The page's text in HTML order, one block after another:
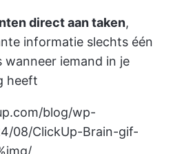
direct aan taken,
informatie slechts één
wanneer iemand in je
heeft
blog/wp-
08/ClickUp-Brain-gif-